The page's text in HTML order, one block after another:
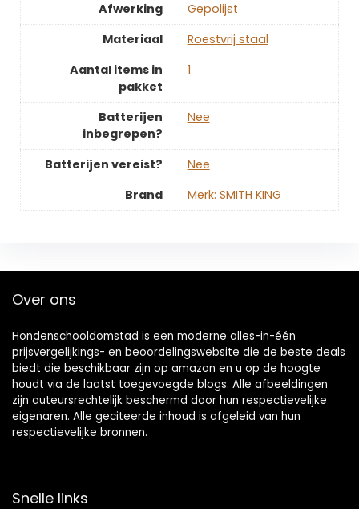
Afwerking
‎Gepolijst
Materiaal
‎Roestvrij staal
Aantal items in
pakket
‎1
Batterijen
inbegrepen?
‎Nee
Batterijen vereist?
‎Nee
Brand
Merk: SMITH KING
Over ons
Hondenschooldomstad is een moderne alles-in-één
prijsvergelijkings- en beoordelingswebsite die de beste deals
biedt die beschikbaar zijn op amazon en u op de hoogte
houdt via de laatst toegevoegde blogs. Alle afbeeldingen
zijn auteursrechtelijk beschermd door hun respectievelijke
eigenaren. Alle geciteerde inhoud is afgeleid van hun
respectievelijke bronnen.
Snelle links